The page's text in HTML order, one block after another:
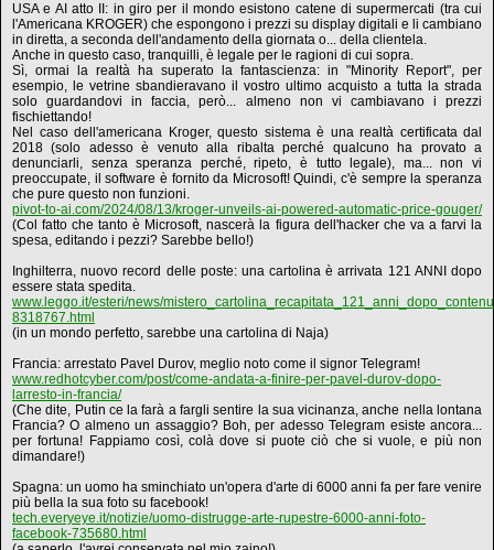
USA e AI atto II: in giro per il mondo esistono catene di supermercati (tra cui
l'Americana KROGER) che espongono i prezzi su display digitali e li cambiano
in diretta, a seconda dell'andamento della giornata o... della clientela.
Anche in questo caso, tranquilli, è legale per le ragioni di cui sopra.
Sì, ormai la realtà ha superato la fantascienza: in "Minority Report", per
esempio, le vetrine sbandieravano il vostro ultimo acquisto a tutta la strada
solo guardandovi in faccia, però... almeno non vi cambiavano i prezzi
fischiettando!
Nel caso dell'americana Kroger, questo sistema è una realtà certificata dal
2018 (solo adesso è venuto alla ribalta perché qualcuno ha provato a
denunciarli, senza speranza perché, ripeto, è tutto legale), ma... non vi
preoccupate, il software è fornito da Microsoft! Quindi, c'è sempre la speranza
che pure questo non funzioni.
pivot-to-ai.com/2024/08/13/kroger-unveils-ai-powered-automatic-price-gouger/
(Col fatto che tanto è Microsoft, nascerà la figura dell'hacker che va a farvi la
spesa, editando i pezzi? Sarebbe bello!)
Inghilterra, nuovo record delle poste: una cartolina è arrivata 121 ANNI dopo
essere stata spedita.
www.leggo.it/esteri/news/
8318767.html
(in un mondo perfetto, sarebbe una cartolina di Naja)
Francia: arrestato Pavel Durov, meglio noto come il signor Telegram!
www.redhotcyber.com/post/come-andata-a-finire-per-pavel-durov-dopo-
larresto-in-francia/
(Che dite, Putin ce la farà a fargli sentire la sua vicinanza, anche nella lontana
Francia? O almeno un assaggio? Boh, per adesso Telegram esiste ancora...
per fortuna! Fappiamo così, colà dove si puote ciò che si vuole, e più non
dimandare!)
Spagna: un uomo ha sminchiato un'opera d'arte di 6000 anni fa per fare venire
più bella la sua foto su facebook!
tech.everyeye.it/notizie/uomo-distrugge-arte-rupestre-6000-anni-foto-
facebook-735680.html